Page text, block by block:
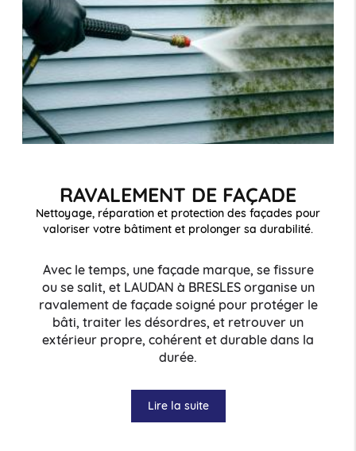
RAVALEMENT DE FAÇADE
Nettoyage, réparation et protection des façades pour
valoriser votre bâtiment et prolonger sa durabilité.
Avec le temps, une façade marque, se fissure
ou se salit, et LAUDAN à BRESLES organise un
ravalement de façade soigné pour protéger le
bâti, traiter les désordres, et retrouver un
extérieur propre, cohérent et durable dans la
durée.
Lire la suite